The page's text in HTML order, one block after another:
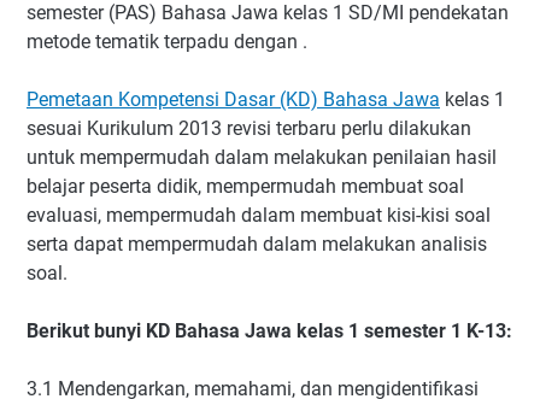
semester (PAS) Bahasa Jawa kelas 1 SD/MI pendekatan
metode tematik terpadu dengan .
Pemetaan Kompetensi Dasar (KD) Bahasa Jawa kelas 1
sesuai Kurikulum 2013 revisi terbaru perlu dilakukan
untuk mempermudah dalam melakukan penilaian hasil
belajar peserta didik, mempermudah membuat soal
evaluasi, mempermudah dalam membuat kisi-kisi soal
serta dapat mempermudah dalam melakukan analisis
soal.
Berikut bunyi KD Bahasa Jawa kelas 1 semester 1 K-13:
3.1 Mendengarkan, memahami, dan mengidentifikasi